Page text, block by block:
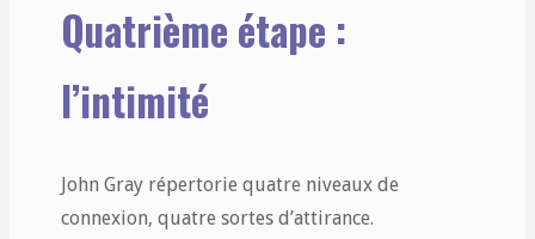
Quatrième étape :
l’intimité
John Gray répertorie quatre niveaux de
connexion, quatre sortes d’attirance.